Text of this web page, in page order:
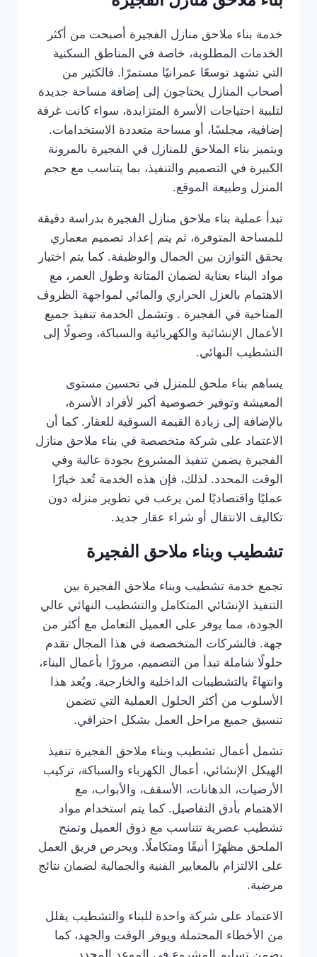
خدمة بناء ملاحق منازل الفجيرة أصبحت من أكثر
الخدمات المطلوبة، خاصة في المناطق السكنية
التي تشهد توسعًا عمرانيًا مستمرًا. فالكثير من
أصحاب المنازل يحتاجون إلى إضافة مساحة جديدة
لتلبية احتياجات الأسرة المتزايدة، سواء كانت غرفة
إضافية، مجلسًا، أو مساحة متعددة الاستخدامات.
ويتميز بناء الملاحق للمنازل في الفجيرة بالمرونة
الكبيرة في التصميم والتنفيذ، بما يتناسب مع حجم
المنزل وطبيعة الموقع.
تبدأ عملية بناء ملاحق منازل الفجيرة بدراسة دقيقة
للمساحة المتوفرة، ثم يتم إعداد تصميم معماري
يحقق التوازن بين الجمال والوظيفة. كما يتم اختيار
مواد البناء بعناية لضمان المتانة وطول العمر، مع
الاهتمام بالعزل الحراري والمائي لمواجهة الظروف
المناخية في الفجيرة . وتشمل الخدمة تنفيذ جميع
الأعمال الإنشائية والكهربائية والسباكة، وصولًا إلى
التشطيب النهائي.
يساهم بناء ملحق للمنزل في تحسين مستوى
المعيشة وتوفير خصوصية أكبر لأفراد الأسرة،
بالإضافة إلى زيادة القيمة السوقية للعقار. كما أن
الاعتماد على شركة متخصصة في بناء ملاحق منازل
الفجيرة يضمن تنفيذ المشروع بجودة عالية وفي
الوقت المحدد. لذلك، فإن هذه الخدمة تُعد خيارًا
عمليًا واقتصاديًا لمن يرغب في تطوير منزله دون
تكاليف الانتقال أو شراء عقار جديد.
تشطيب وبناء ملاحق الفجيرة
تجمع خدمة تشطيب وبناء ملاحق الفجيرة بين
التنفيذ الإنشائي المتكامل والتشطيب النهائي عالي
الجودة، مما يوفر على العميل التعامل مع أكثر من
جهة. فالشركات المتخصصة في هذا المجال تقدم
حلولًا شاملة تبدأ من التصميم، مرورًا بأعمال البناء،
وانتهاءً بالتشطيبات الداخلية والخارجية. ويُعد هذا
الأسلوب من أكثر الحلول العملية التي تضمن
تنسيق جميع مراحل العمل بشكل احترافي.
تشمل أعمال تشطيب وبناء ملاحق الفجيرة تنفيذ
الهيكل الإنشائي، أعمال الكهرباء والسباكة، تركيب
الأرضيات، الدهانات، الأسقف، والأبواب، مع
الاهتمام بأدق التفاصيل. كما يتم استخدام مواد
تشطيب عصرية تتناسب مع ذوق العميل وتمنح
الملحق مظهرًا أنيقًا ومتكاملًا. ويحرص فريق العمل
على الالتزام بالمعايير الفنية والجمالية لضمان نتائج
مرضية.
الاعتماد على شركة واحدة للبناء والتشطيب يقلل
من الأخطاء المحتملة ويوفر الوقت والجهد، كما